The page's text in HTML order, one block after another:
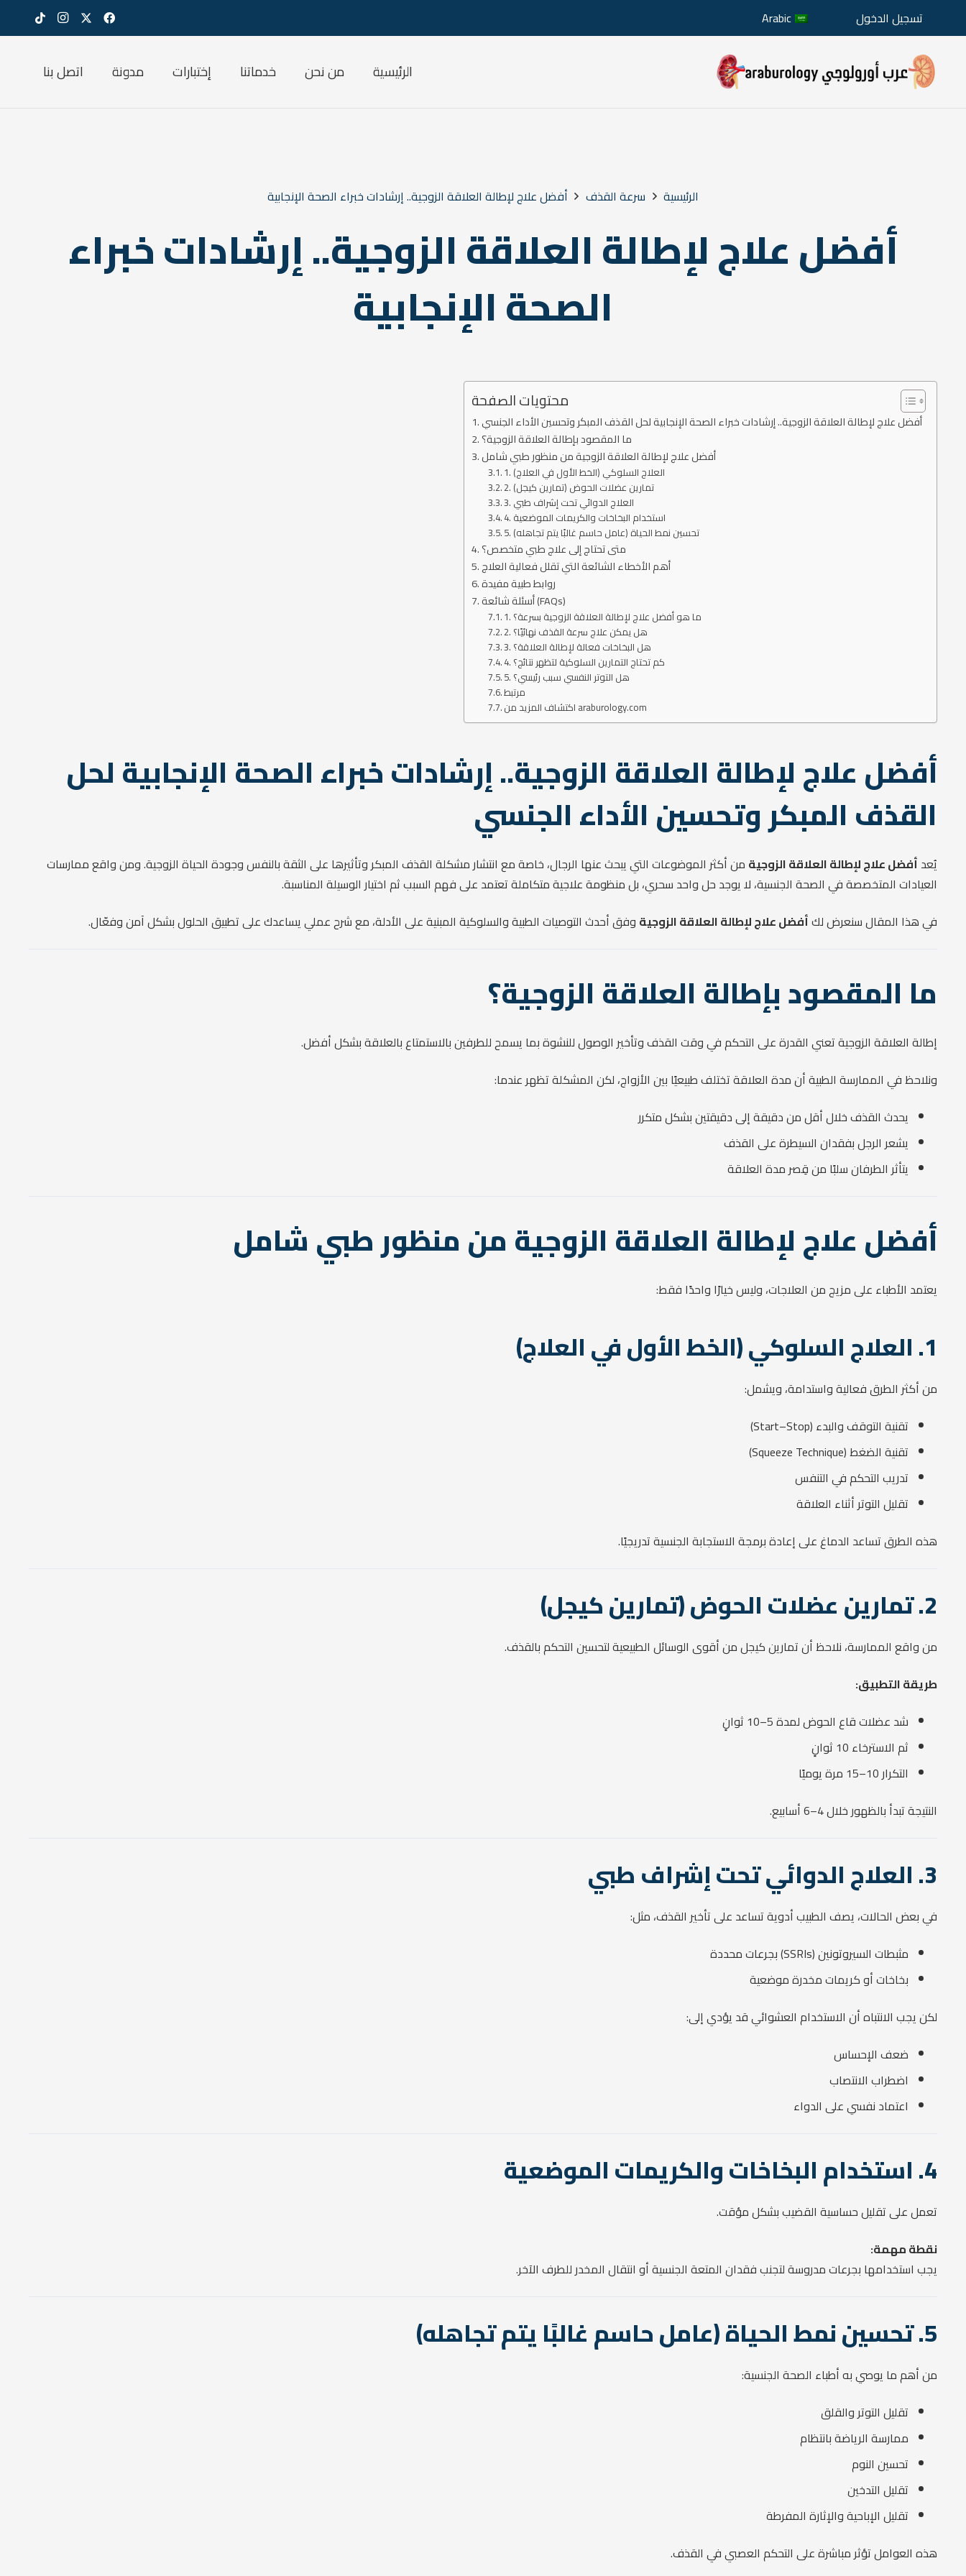
تسجيل الدخول Arabic
الرئيسية من نحن خدماتنا إختبارات مدونة اتصل بنا
الرئيسية سرعة القذف أفضل علاج لإطالة العلاقة الزوجية.. إرشادات خبراء الصحة الإنجابية
أفضل علاج لإطالة العلاقة الزوجية.. إرشادات خبراء
الصحة الإنجابية
محتويات الصفحة
أفضل علاج لإطالة العلاقة الزوجية.. إرشادات خبراء الصحة الإنجابية لحل القذف المبكر وتحسين الأداء الجنسي
ما المقصود بإطالة العلاقة الزوجية؟
أفضل علاج لإطالة العلاقة الزوجية من منظور طبي شامل
1. العلاج السلوكي (الخط الأول في العلاج)
2. تمارين عضلات الحوض (تمارين كيجل)
3. العلاج الدوائي تحت إشراف طبي
4. استخدام البخاخات والكريمات الموضعية
5. تحسين نمط الحياة (عامل حاسم غالبًا يتم تجاهله)
متى تحتاج إلى علاج طبي متخصص؟
أهم الأخطاء الشائعة التي تقلل فعالية العلاج
روابط طبية مفيدة
أسئلة شائعة (FAQs)
1. ما هو أفضل علاج لإطالة العلاقة الزوجية بسرعة؟
2. هل يمكن علاج سرعة القذف نهائيًا؟
3. هل البخاخات فعالة لإطالة العلاقة؟
4. كم تحتاج التمارين السلوكية لتظهر نتائج؟
5. هل التوتر النفسي سبب رئيسي؟
مرتبط
اكتشاف المزيد من araburology.com
أفضل علاج لإطالة العلاقة الزوجية.. إرشادات خبراء الصحة الإنجابية لحل
القذف المبكر وتحسين الأداء الجنسي
يُعد أفضل علاج لإطالة العلاقة الزوجية من أكثر الموضوعات التي يبحث عنها الرجال، خاصة مع انتشار مشكلة القذف المبكر وتأثيرها على الثقة بالنفس وجودة الحياة الزوجية. ومن واقع ممارسات
العيادات المتخصصة في الصحة الجنسية، لا يوجد حل واحد سحري، بل منظومة علاجية متكاملة تعتمد على فهم السبب ثم اختيار الوسيلة المناسبة.
في هذا المقال سنعرض لكأفضل علاج لإطالة العلاقة الزوجية وفق أحدث التوصيات الطبية والسلوكية المبنية على الأدلة، مع شرح عملي يساعدك على تطبيق الحلول بشكل آمن وفعّال.
ما المقصود بإطالة العلاقة الزوجية؟
إطالة العلاقة الزوجية تعني القدرة على التحكم في وقت القذف وتأخير الوصول للنشوة بما يسمح للطرفين بالاستمتاع بالعلاقة بشكل أفضل.
ونلاحظ في الممارسة الطبية أن مدة العلاقة تختلف طبيعيًا بين الأزواج، لكن المشكلة تظهر عندما:
يحدث القذف خلال أقل من دقيقة إلى دقيقتين بشكل متكرر
يشعر الرجل بفقدان السيطرة على القذف
يتأثر الطرفان سلبًا من قِصر مدة العلاقة
أفضل علاج لإطالة العلاقة الزوجية من منظور طبي شامل
يعتمد الأطباء على مزيج من العلاجات، وليس خيارًا واحدًا فقط:
1. العلاج السلوكي (الخط الأول في العلاج)
من أكثر الطرق فعالية واستدامة، ويشمل:
تقنية التوقف والبدء (Start–Stop)
تقنية الضغط (Squeeze Technique)
تدريب التحكم في التنفس
تقليل التوتر أثناء العلاقة
هذه الطرق تساعد الدماغ على إعادة برمجة الاستجابة الجنسية تدريجيًا.
2. تمارين عضلات الحوض (تمارين كيجل)
من واقع الممارسة، نلاحظ أن تمارين كيجل من أقوى الوسائل الطبيعية لتحسين التحكم بالقذف.
طريقة التطبيق:
شد عضلات قاع الحوض لمدة 5–10 ثوانٍ
ثم الاسترخاء 10 ثوانٍ
التكرار 10–15 مرة يوميًا
النتيجة تبدأ بالظهور خلال 4–6 أسابيع.
3. العلاج الدوائي تحت إشراف طبي
في بعض الحالات، يصف الطبيب أدوية تساعد على تأخير القذف، مثل:
مثبطات السيروتونين (SSRIs) بجرعات محددة
بخاخات أو كريمات مخدرة موضعية
لكن يجب الانتباه أن الاستخدام العشوائي قد يؤدي إلى:
ضعف الإحساس
اضطراب الانتصاب
اعتماد نفسي على الدواء
4. استخدام البخاخات والكريمات الموضعية
تعمل على تقليل حساسية القضيب بشكل مؤقت.
نقطة مهمة:
يجب استخدامها بجرعات مدروسة لتجنب فقدان المتعة الجنسية أو انتقال المخدر للطرف الآخر.
5. تحسين نمط الحياة (عامل حاسم غالبًا يتم تجاهله)
من أهم ما يوصي به أطباء الصحة الجنسية:
تقليل التوتر والقلق
ممارسة الرياضة بانتظام
تحسين النوم
تقليل التدخين
تقليل الإباحية والإثارة المفرطة
هذه العوامل تؤثر مباشرة على التحكم العصبي في القذف.